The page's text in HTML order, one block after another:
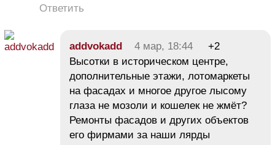
Ответить
addvokadd 4 мар, 18:44
+2
Высотки в историческом центре,
дополнительные этажи, лотомаркеты
на фасадах и многое другое лысому
глаза не мозоли и кошелек не жмёт?
Ремонты фасадов и других объектов
его фирмами за наши лярды